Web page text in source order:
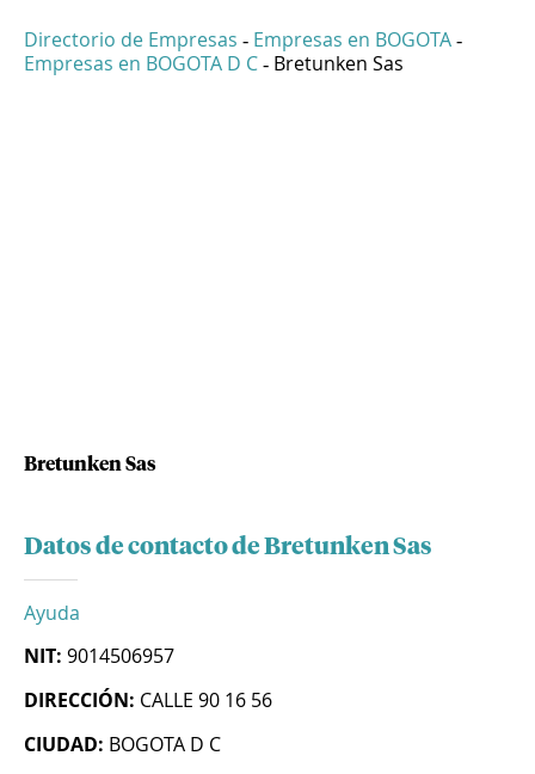
Directorio de Empresas - Empresas en BOGOTA -
Empresas en BOGOTA D C - Bretunken Sas
Bretunken Sas
Datos de contacto de Bretunken Sas
Ayuda
NIT: 9014506957
DIRECCIÓN: CALLE 90 16 56
CIUDAD: BOGOTA D C